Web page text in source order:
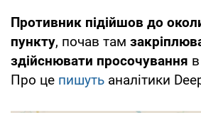
Противник підійшов до
пункту, почав там
здійснювати просочування
Про це пишуть аналітики